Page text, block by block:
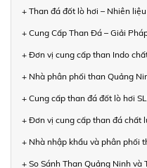
+ Than đá đốt lò hơi – Nhiên
+ Cung Cấp Than Đá – Giải
+ Đơn vị cung cấp than Indo
+ Nhà phân phối than Quảng
+ Cung cấp than đá đốt lò hơi
+ Đơn vị cung cấp than đá chất
+ Nhà nhập khẩu và phân phối
+ So Sánh Than Quảng Ninh và